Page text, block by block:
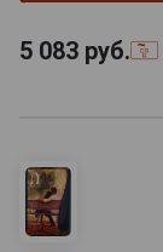
5 083 руб.